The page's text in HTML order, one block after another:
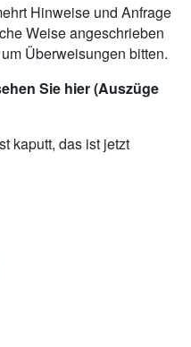
Hinweise und Anfrage
Weise angeschrieben
Überweisungen bitten.
Sie hier (Auszüge
kaputt, das ist jetzt